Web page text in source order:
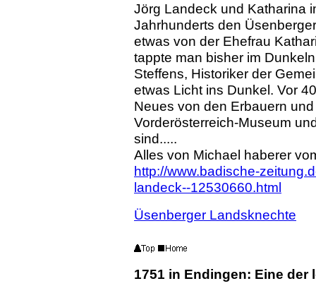
Jörg Landeck und Katharina
Jahrhunderts den
etwas von der Ehefrau
tappte man bisher im
Steffens, Historiker der
etwas Licht ins Dunkel. Vor
Neues von den Erbauern
Vorderösterreich-Museum
sind.....
Alles von Michael haberer
http://www.badische-
landeck--12530660.html
Üsenberger Landsknechte
1751 in Endingen: Eine